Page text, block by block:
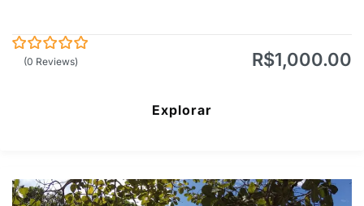
R$1,000.00
(0 Reviews)
Explorar